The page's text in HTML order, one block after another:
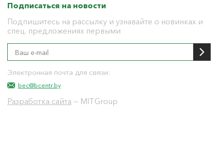
Подписаться на новости
Подпишитесь на рассылку и узнавайте о новинках и
спец. предложениях первыми
Электронная почта для связи:
bec@bcentr.by
Разработка сайта — MITGroup